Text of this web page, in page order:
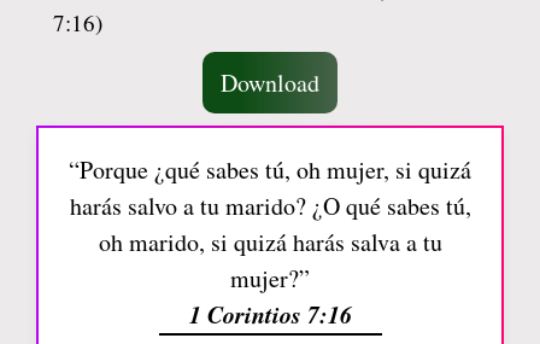
Download
“Porque ¿qué sabes tú, oh mujer, si quizá
harás salvo a tu marido? ¿O qué sabes tú,
oh marido, si quizá harás salva a tu
mujer?”
1 Corintios 7:16